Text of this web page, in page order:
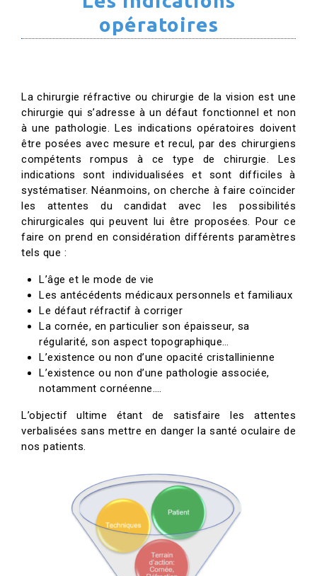
opératoires
La chirurgie réfractive ou chirurgie de la vision est une
chirurgie qui s’adresse à un défaut fonctionnel et non
à une pathologie. Les indications opératoires doivent
être posées avec mesure et recul, par des chirurgiens
compétents rompus à ce type de chirurgie. Les
indications sont individualisées et sont difficiles à
systématiser. Néanmoins, on cherche à faire coïncider
les attentes du candidat avec les possibilités
chirurgicales qui peuvent lui être proposées. Pour ce
faire on prend en considération différents paramètres
tels que :
L’âge et le mode de vie
Les antécédents médicaux personnels et familiaux
Le défaut réfractif à corriger
La cornée, en particulier son épaisseur, sa
régularité, son aspect topographique…
L’existence ou non d’une opacité cristallinienne
L’existence ou non d’une pathologie associée,
notamment cornéenne….
L’objectif ultime étant de satisfaire les attentes
verbalisées sans mettre en danger la santé oculaire de
nos patients.